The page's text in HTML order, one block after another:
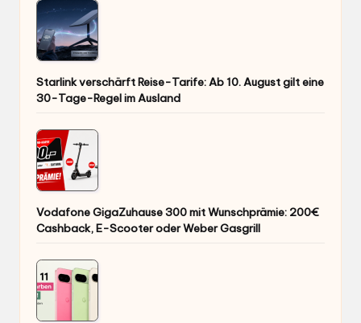
Starlink verschärft Reise-Tarife: Ab 10. August gilt eine
30-Tage-Regel im Ausland
Vodafone GigaZuhause 300 mit Wunschprämie: 200€
Cashback, E-Scooter oder Weber Gasgrill